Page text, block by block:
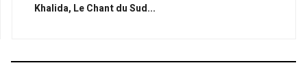
Khalida, Le Chant du Sud...